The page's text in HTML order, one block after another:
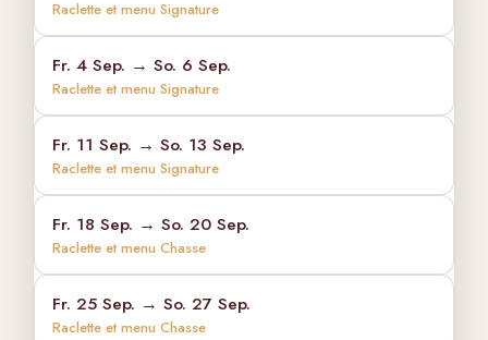
Raclette et menu Signature
Fr. 4 Sep. → So. 6 Sep.
Raclette et menu Signature
Fr. 11 Sep. → So. 13 Sep.
Raclette et menu Signature
Fr. 18 Sep. → So. 20 Sep.
Raclette et menu Chasse
Fr. 25 Sep. → So. 27 Sep.
Raclette et menu Chasse